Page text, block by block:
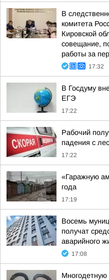
В
комитета
Кировской
совещание,
работы за
17:32
В Госдуму
ЕГЭ
17:22
Рабочий
падения с
17:22
«Гаражную
года
17:19
Восемь
получат
аварийного
17:08
Многодетную